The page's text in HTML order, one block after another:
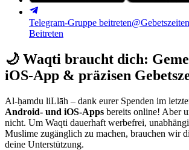
Telegram-Gruppe beitreten
Beitreten
🌙 Waqti braucht dich:
iOS-App & präzisen
Al-ḥamdu liLlāh – dank eurer Spenden im
Android- und iOS-Apps bereits online! Aber
nicht. Um Waqti dauerhaft werbefrei,
Muslime zugänglich zu machen, brauchen wir
deine Unterstützung.